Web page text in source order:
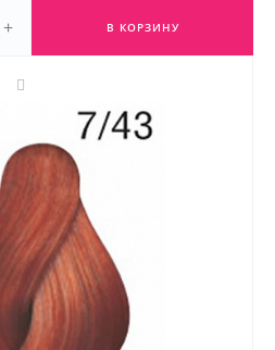
+ В КОРЗИНУ